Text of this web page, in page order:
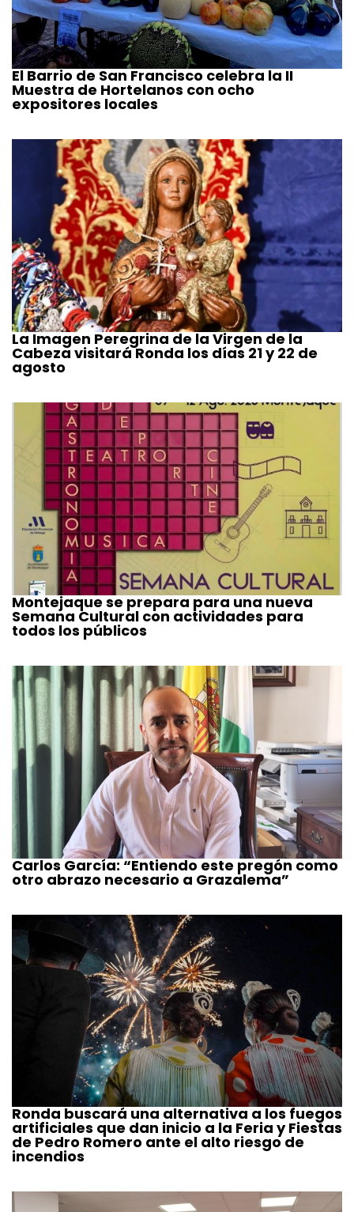
El Barrio de San Francisco celebra la II
Muestra de Hortelanos con ocho
expositores locales
La Imagen Peregrina de la Virgen de la
Cabeza visitará Ronda los días 21 y 22 de
agosto
Montejaque se prepara para una nueva
Semana Cultural con actividades para
todos los públicos
Carlos García: “Entiendo este pregón como
otro abrazo necesario a Grazalema”
Ronda buscará una alternativa a los fuegos
artificiales que dan inicio a la Feria y Fiestas
de Pedro Romero ante el alto riesgo de
incendios